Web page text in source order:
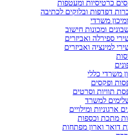
כרטיסיות ומעטפות
דפדפות ובלוקים לכתיבה
משרדי
ומכונות חישוב
ספירלה ואביזרים
למינציה ואביזרים
משרדי כללי
ופקסים
תוויות וסרטים
למשרד
ארגוניות ומילויים
מתכת וכספות
דואר וארון מפתחות